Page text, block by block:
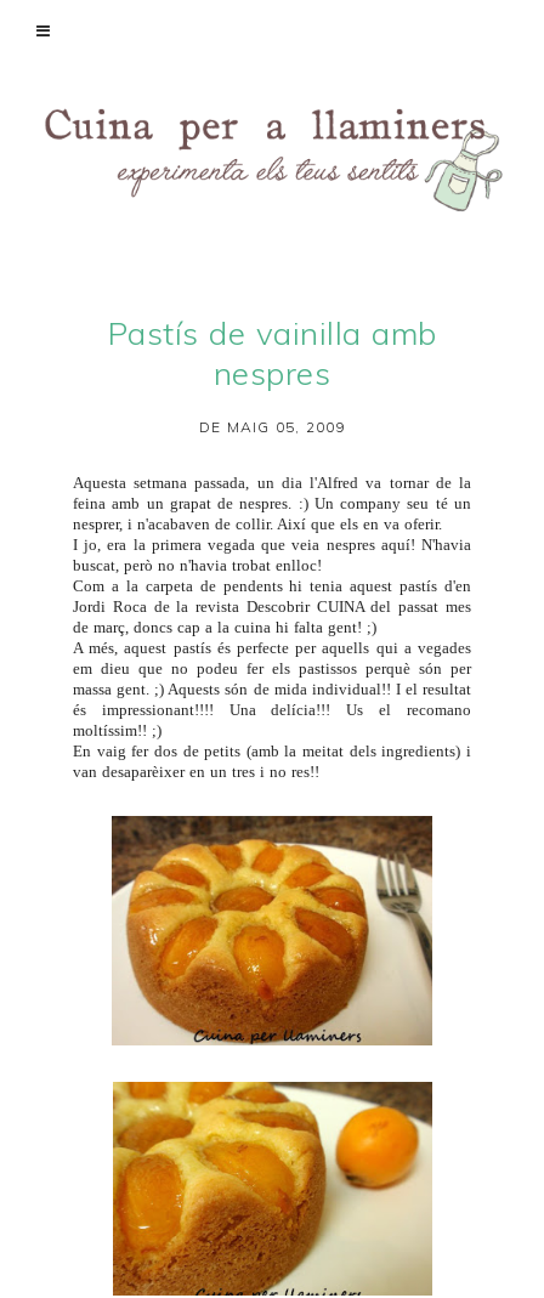
Pastís de vainilla amb
nespres
DE MAIG 05, 2009
Aquesta setmana passada, un dia l'Alfred va tornar de la
feina amb un grapat de nespres. :) Un company seu té un
nesprer, i n'acabaven de collir. Així que els en va oferir.
I jo, era la primera vegada que veia nespres aquí! N'havia
buscat, però no n'havia trobat enlloc!
Com a la carpeta de pendents hi tenia aquest pastís d'en
Jordi Roca de la revista Descobrir CUINAdel passat mes
de març, doncs cap a la cuina hi falta gent! ;)
A més, aquest pastís és perfecte per aquells qui a vegades
em dieu que no podeu fer els pastissos perquè són per
massa gent. ;) Aquests són de mida individual!! I el resultat
és impressionant!!!! Una delícia!!! Us el recomano
moltíssim!! ;)
En vaig fer dos de petits (amb la meitat dels ingredients) i
van desaparèixer en un tres i no res!!